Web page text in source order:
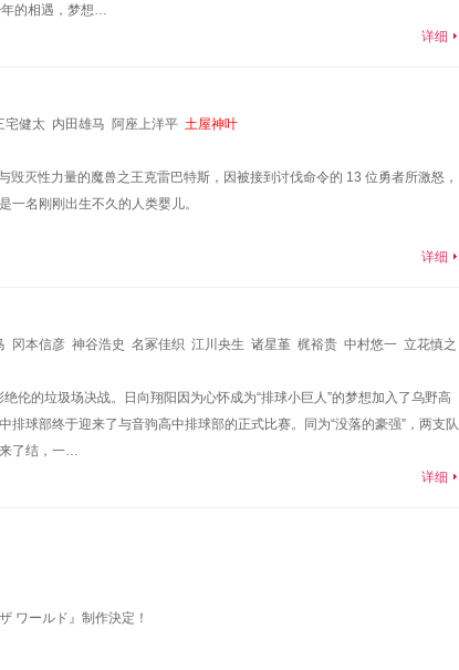
年的相遇，梦想…
详细
宅健太 内田雄马 阿座上洋平 土屋神叶
灭性力量的魔兽之王克雷巴特斯，因被接到讨伐命令的 13 位勇者所激怒，
名刚刚出生不久的人类婴儿。
详细
冈本信彦 神谷浩史 名冢佳织 江川央生 诸星堇 梶裕贵 中村悠一 立花慎之
伦的垃圾场决战。日向翔阳因为心怀成为“排球小巨人”的梦想加入了乌野高
球部终于迎来了与音驹高中排球部的正式比赛。同为“没落的豪强”，两支队
了结，一…
详细
ワールド』制作決定！